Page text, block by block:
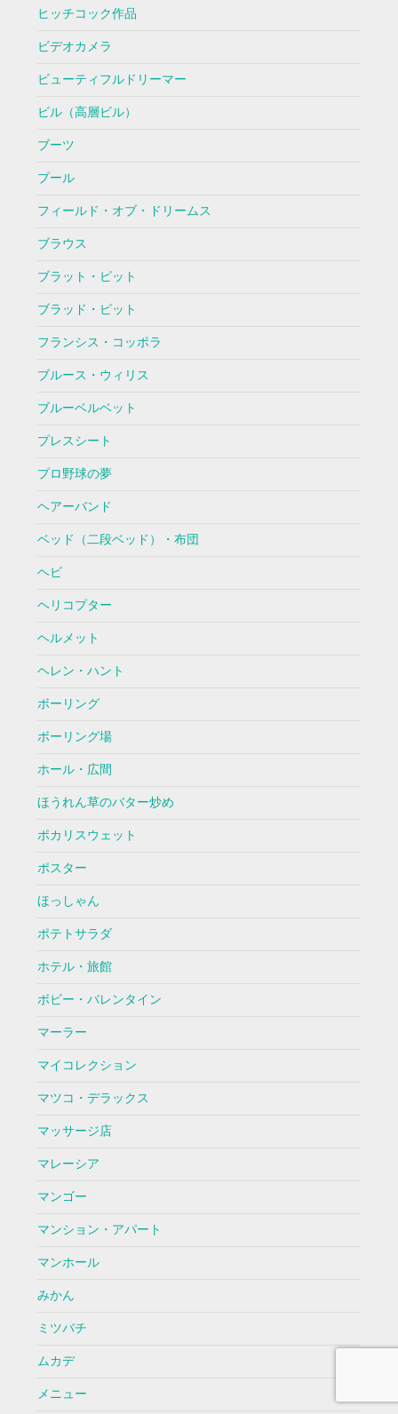
ヒッチコック作品
ビデオカメラ
ビューティフルドリーマー
ビル（高層ビル）
ブーツ
プール
フィールド・オブ・ドリームス
ブラウス
ブラット・ピット
ブラッド・ピット
フランシス・コッポラ
ブルース・ウィリス
ブルーベルベット
プレスシート
プロ野球の夢
ヘアーバンド
ベッド（二段ベッド）・布団
ヘビ
ヘリコプター
ヘルメット
ヘレン・ハント
ボーリング
ボーリング場
ホール・広間
ほうれん草のバター炒め
ポカリスウェット
ポスター
ほっしゃん
ポテトサラダ
ホテル・旅館
ボビー・バレンタイン
マーラー
マイコレクション
マツコ・デラックス
マッサージ店
マレーシア
マンゴー
マンション・アパート
マンホール
みかん
ミツバチ
ムカデ
メニュー